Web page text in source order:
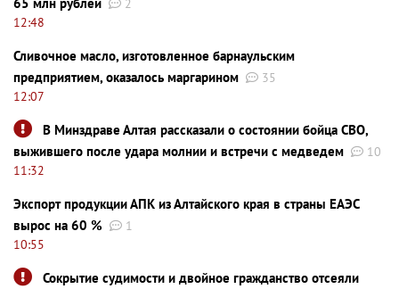
12:48
Сливочное масло, изготовленное барнаульским
предприятием, оказалось маргарином
35
12:07
В Минздраве Алтая рассказали о состоянии бойца СВО,
выжившего после удара молнии и встречи с медведем
10
11:32
Экспорт продукции АПК из Алтайского края в страны ЕАЭС
вырос на 60 %
1
10:55
Сокрытие судимости и двойное гражданство отсеяли